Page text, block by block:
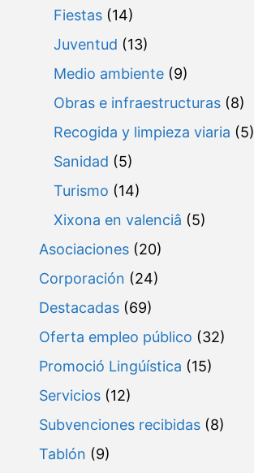
Fiestas (14)
Juventud (13)
Medio ambiente (9)
Obras e infraestructuras (8)
Recogida y limpieza viaria (5)
Sanidad (5)
Turismo (14)
Xixona en valenciâ (5)
Asociaciones (20)
Corporación (24)
Destacadas (69)
Oferta empleo público (32)
Promoció Lingúística (15)
Servicios (12)
Subvenciones recibidas (8)
Tablón (9)